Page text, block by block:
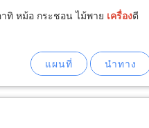
ทิ หม้อ กระชอน ไม้พาย เครื่องตี